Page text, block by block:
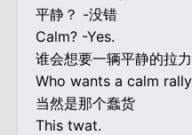
平静？ -没错
Calm? -Yes.
谁会想要一辆平静的拉
Who wants a calm
当然是那个蠢货
This twat.